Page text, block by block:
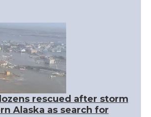
Catalans a Jacksonville
Catalans a Kentucky
Catalans a Las Vegas
Catalans a Los Angeles
rescued after storm
Alaska as search for